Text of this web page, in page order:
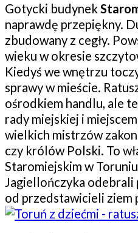
Gotycki budynek
naprawdę przepiękny.
zbudowany z cegły.
wieku w okresie
Kiedyś we wnętrzu
sprawy w mieście.
ośrodkiem handlu, ale
rady miejskiej i
wielkich mistrzów
czy królów Polski. To
Staromiejskim w
Jagiellończyka
od przedstawicieli ziem